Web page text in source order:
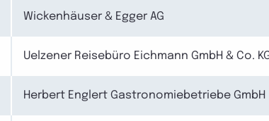
Wickenhäuser & Egger AG
Uelzener Reisebüro Eichmann GmbH & Co.
Herbert Englert Gastronomiebetriebe GmbH